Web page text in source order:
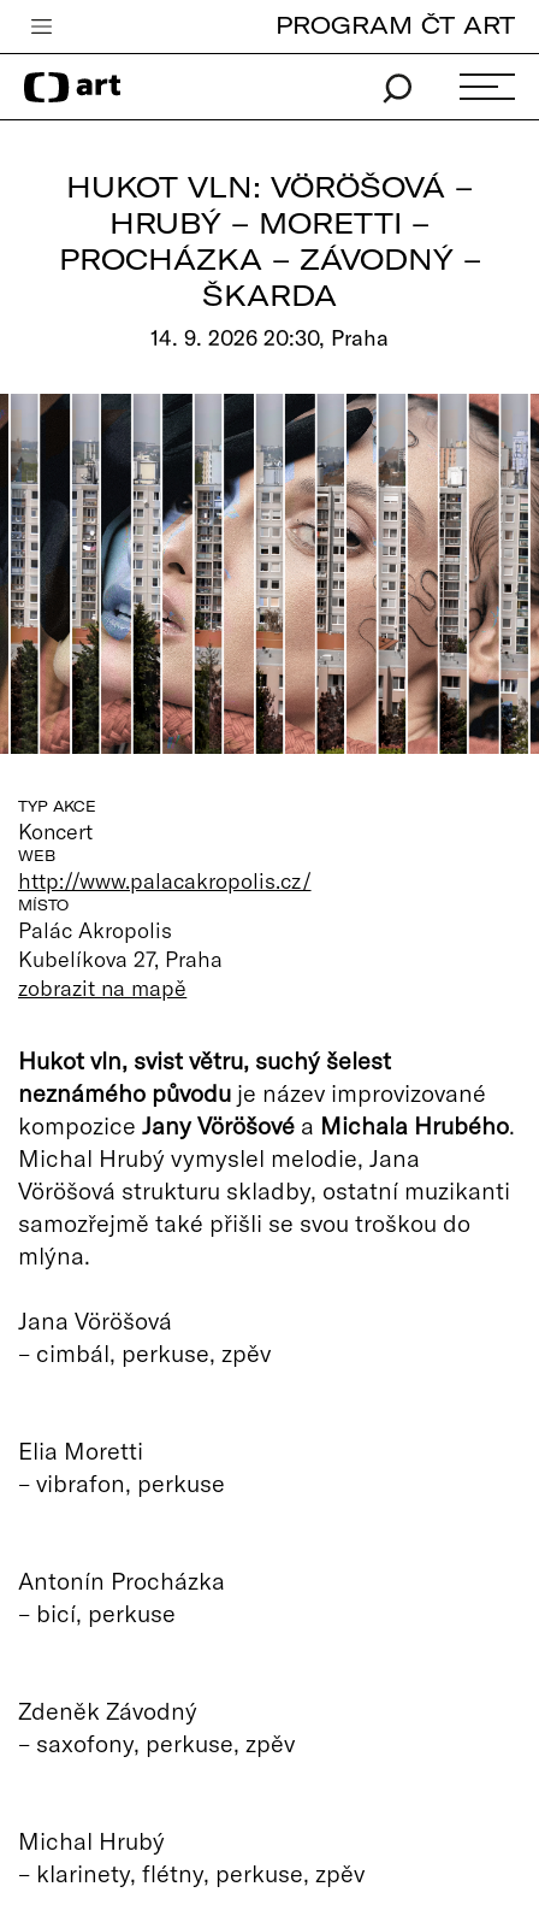
Česká televize
Zpravodajství
TV program
Vše o ČT
PROGRAM ČT ART
HUKOT VLN: VÖRÖŠOVÁ –
HRUBÝ – MORETTI –
PROCHÁZKA – ZÁVODNÝ –
ŠKARDA
14. 9. 2026 20:30, Praha
TYP AKCE
Koncert
WEB
http://www.palacakropolis.cz/
MÍSTO
Palác Akropolis
Kubelíkova 27, Praha
zobrazit na mapě
Hukot vln, svist větru, suchý šelest
neznámého původu je název improvizované
kompozice Jany Vöröšové a Michala Hrubého.
Michal Hrubý vymyslel melodie, Jana
Vöröšová strukturu skladby, ostatní muzikanti
samozřejmě také přišli se svou troškou do
mlýna.
Jana Vöröšová
– cimbál, perkuse, zpěv
Elia Moretti
– vibrafon, perkuse
Antonín Procházka
– bicí, perkuse
Zdeněk Závodný
– saxofony, perkuse, zpěv
Michal Hrubý
– klarinety, flétny, perkuse, zpěv